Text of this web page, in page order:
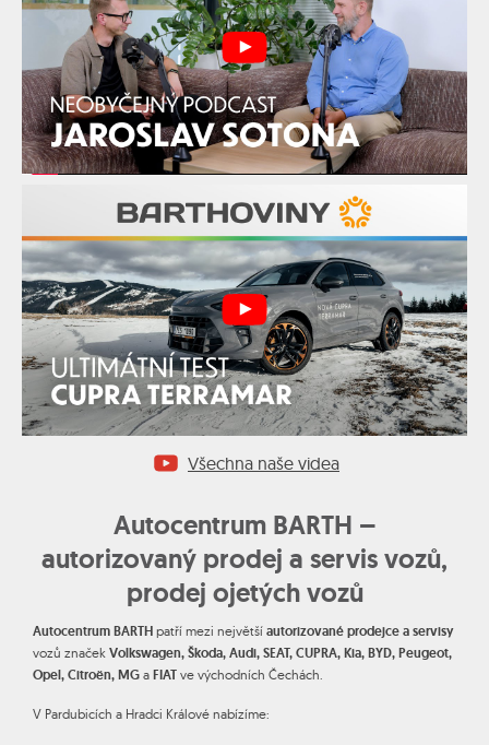
Autocentrum BARTH –
autorizovaný prodej a servis vozů,
prodej ojetých vozů
Autocentrum BARTH patří mezi největší autorizované prodejce a servisy
vozů značek Volkswagen, Škoda, Audi, SEAT, CUPRA, Kia, BYD, Peugeot,
Opel, Citroën, MG a FIAT ve východních Čechách.
V Pardubicích a Hradci Králové nabízíme:
Všechna naše videa